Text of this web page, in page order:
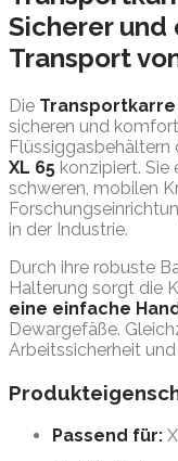
Sicherer und
Transport
Die
sicheren und
Flüssiggasbehältern
XL 65 konzipiert.
schweren, mobilen
in der Industrie.
Durch ihre robuste
Halterung sorgt die
eine einfache
Dewargefäße.
Arbeitssicherheit
Passend für: